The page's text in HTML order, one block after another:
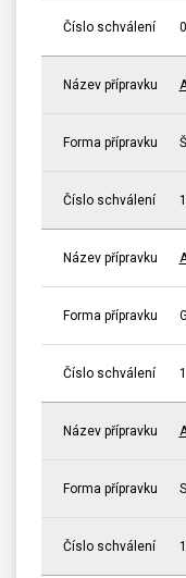
Číslo schválení
Název přípravku
Forma přípravku
Číslo schválení
Název přípravku
Forma přípravku
Číslo schválení
Název přípravku
Forma přípravku
Číslo schválení